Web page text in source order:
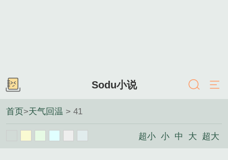
Sodu小说
首页>天气回温 > 41
超小 小 中 大 超大